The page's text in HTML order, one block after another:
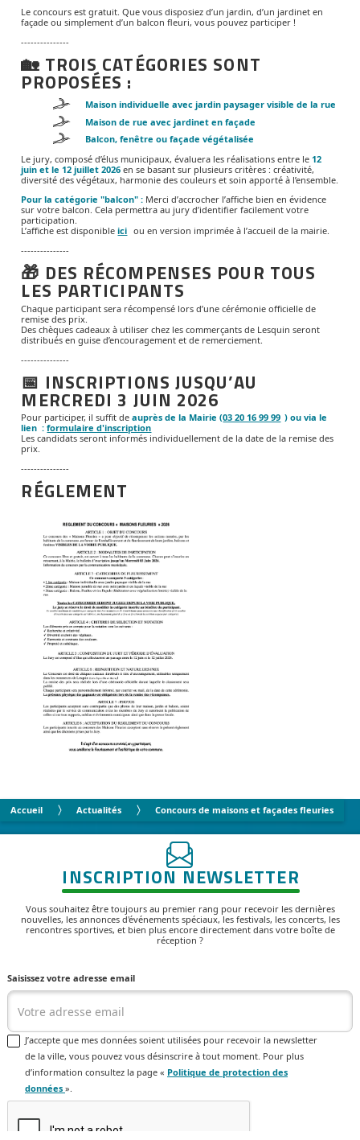
Le concours est gratuit. Que vous disposiez d’un jardin, d’un jardinet en
façade ou simplement d’un balcon fleuri, vous pouvez participer !
---------------
🏡 TROIS CATÉGORIES SONT
PROPOSÉES :
Maison individuelle avec jardin paysager visible de la rue
Maison de rue avec jardinet en façade
Balcon, fenêtre ou façade végétalisée
Le jury, composé d’élus municipaux, évaluera les réalisations entre le12
juin et le 12 juillet 2026 en se basant sur plusieurs critères : créativité,
diversité des végétaux, harmonie des couleurs et soin apporté à l’ensemble.
Pour la catégorie "balcon" : Merci d’accrocher l’affiche bien en évidence
sur votre balcon. Cela permettra au jury d’identifier facilement votre
participation.
L’affiche est disponibleici ou en version imprimée à l’accueil de la mairie.
---------------
🎁 DES RÉCOMPENSES POUR TOUS
LES PARTICIPANTS
Chaque participant sera récompensé lors d’une cérémonie officielle de
remise des prix.
Des chèques cadeaux à utiliser chez les commerçants de Lesquin seront
distribués en guise d’encouragement et de remerciement.
---------------
📅 INSCRIPTIONS JUSQU’AU
MERCREDI 3 JUIN 2026
Pour participer, il suffit deauprès de la Mairie (03 20 16 99 99 ) ou via le
lien :formulaire d'inscription
Les candidats seront informés individuellement de la date de la remise des
prix.
---------------
RÉGLEMENT
Accueil Actualités Concours de maisons et façades fleuries
INSCRIPTION NEWSLETTER
Vous souhaitez être toujours au premier rang pour recevoir les dernières
nouvelles, les annonces d'événements spéciaux, les festivals, les concerts, les
rencontres sportives, et bien plus encore directement dans votre boîte de
réception ?
Saisissez votre adresse email
J’accepte que mes données soient utilisées pour recevoir la newsletter
de la ville, vous pouvez vous désinscrire à tout moment. Pour plus
d’information consultez la page « Politique de protection des
données ».